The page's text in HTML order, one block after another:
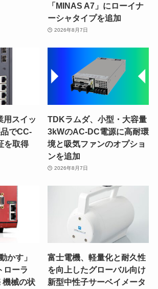
「MINAS A7」にローイナ
ーシャタイプを追加
2026年8月7日
用スイッ
でCC-
を取得
TDKラムダ、小型・大容量
3kWのAC-DC電源に高耐環
境と吸気ファンのオプショ
ンを追加
2026年8月7日
かす」
ローラ
機械の状
富士電機、軽量化と耐久性
を向上したグローバル向け
新型中性子サーベイメータ